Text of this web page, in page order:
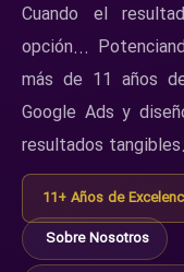
Cuando el
opción...
más de 11 años
Google Ads y
resultados tangibles.
11+ Años de
Sobre Nosotros